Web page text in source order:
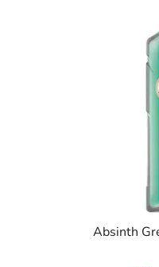
Absinth